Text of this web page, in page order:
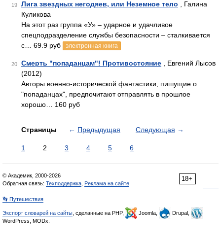
19 Лига звездных негодяев, или Неземное тело , Галина
Куликова
На этот раз группа «У» – ударное и удачливое
спецподразделение службы безопасности – сталкивается
с… 69.9 руб
электронная книга
20 Смерть "попаданцам"! Противостояние , Евгений Лысов
(2012)
Авторы военно-исторической фантастики, пишущие о
"попаданцах", предпочитают отправлять в прошлое
хорошо… 160 руб
Страницы ← Предыдущая Следующая →
1 2 3 4 5 6
18+
© Академик, 2000-2026
Обратная связь: Техподдержка Реклама на сайте
👣 Путешествия
Экспорт словарей на сайты , сделанные на PHP, Joomla,
Drupal,
WordPress, MODx.